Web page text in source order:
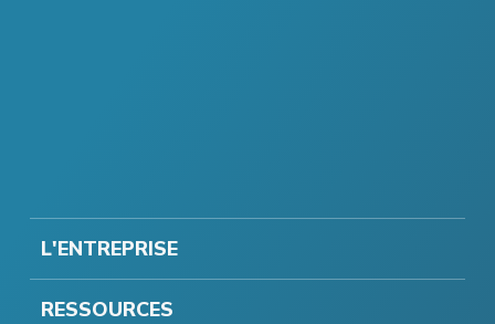
L'ENTREPRISE
RESSOURCES